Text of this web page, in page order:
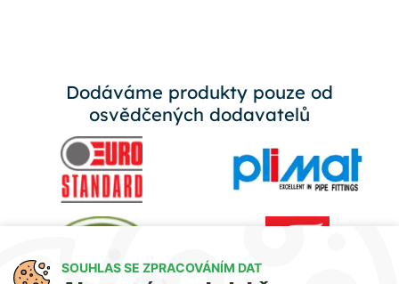
Dodáváme produkty pouze od
osvědčených dodavatelů
SOUHLAS SE ZPRACOVÁNÍM DAT